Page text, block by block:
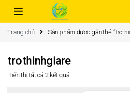
Trang chủ Sản phẩm được gắn thẻ
trothinhgiare
Hiển thị tất cả 2 kết quả